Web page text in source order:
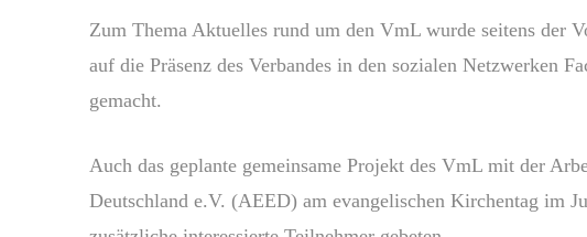
Zum Thema Aktuelles rund um den VmL wurde seitens der
auf die Präsenz des Verbandes in den sozialen Netzwerken
gemacht.
Auch das geplante gemeinsame Projekt des VmL mit der
Deutschland e.V. (AEED) am evangelischen Kirchentag im